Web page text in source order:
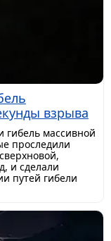
взрыва
массивной
проследили
и сделали
путей гибели